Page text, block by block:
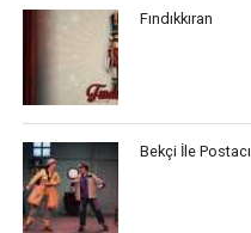
Fındıkkıran
Bekçi İle Postacı